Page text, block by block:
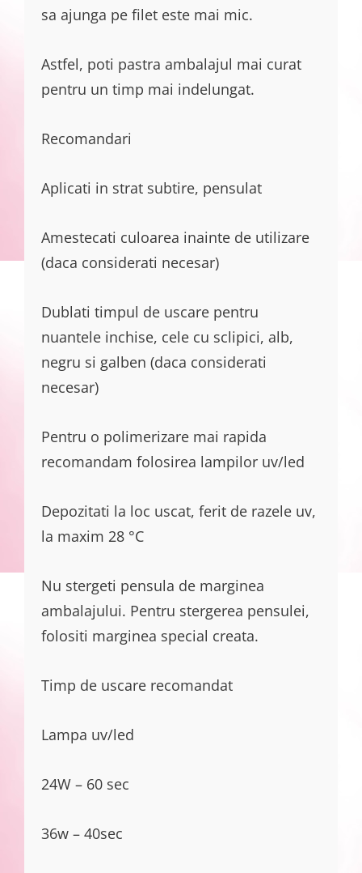
sa ajunga pe filet este mai mic.
Astfel, poti pastra ambalajul mai curat
pentru un timp mai indelungat.
Recomandari
Aplicati in strat subtire, pensulat
Amestecati culoarea inainte de utilizare
(daca considerati necesar)
Dublati timpul de uscare pentru
nuantele inchise, cele cu sclipici, alb,
negru si galben (daca considerati
necesar)
Pentru o polimerizare mai rapida
recomandam folosirea lampilor uv/led
Depozitati la loc uscat, ferit de razele uv,
la maxim 28 °C
Nu stergeti pensula de marginea
ambalajului. Pentru stergerea pensulei,
folositi marginea special creata.
Timp de uscare recomandat
Lampa uv/led
24W – 60 sec
36w – 40sec